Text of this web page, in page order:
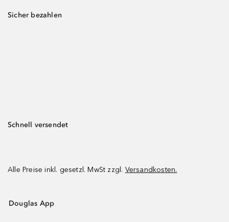
Sicher bezahlen
Schnell versendet
Alle Preise inkl. gesetzl. MwSt zzgl. Versandkosten.
Douglas App